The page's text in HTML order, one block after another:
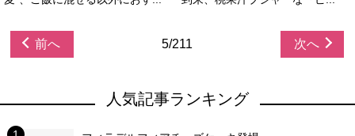
前へ 5/211 次へ
人気記事ランキング